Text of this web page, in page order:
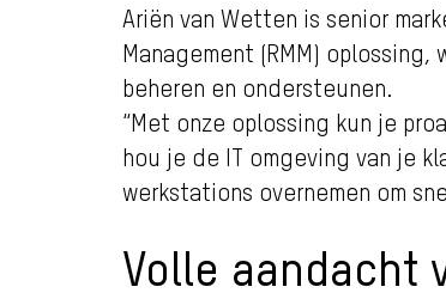
Ariën van Wetten is senior
Management (RMM)
beheren en ondersteunen.
“Met onze oplossing kun je
hou je de IT omgeving van je
werkstations overnemen om
Volle aandacht